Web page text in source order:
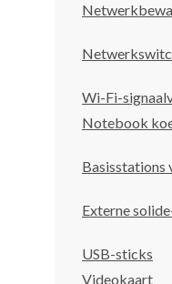
Wi-Fi-
Notebook
Basisstations
Externe
USB-sticks
Videokaart